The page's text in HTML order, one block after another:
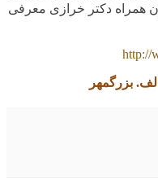
همراه دکتر خرازی معرفی
http://
بزرگمهر